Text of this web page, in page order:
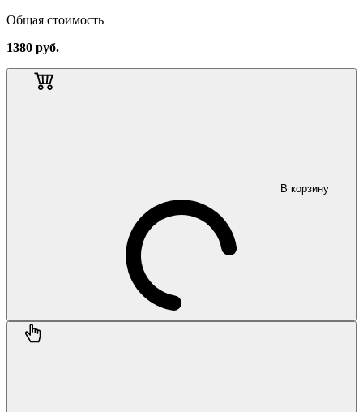
Общая стоимость
1380 руб.
В корзину